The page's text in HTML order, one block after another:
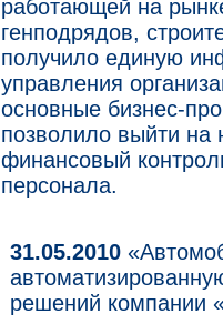
работающей на
генподрядов,
получило единую
управления
основные бизнес-
позволило выйти на
финансовый
персонала.
31.05.2010
решений компании